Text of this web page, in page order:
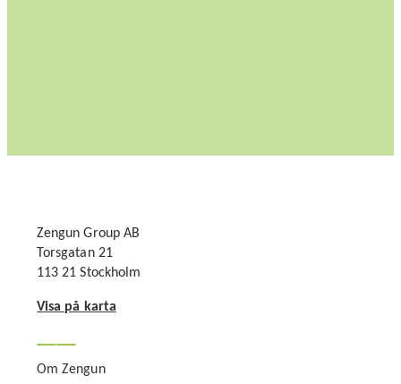
Zengun Group AB
Torsgatan 21
113 21 Stockholm
Visa på karta
Om Zengun